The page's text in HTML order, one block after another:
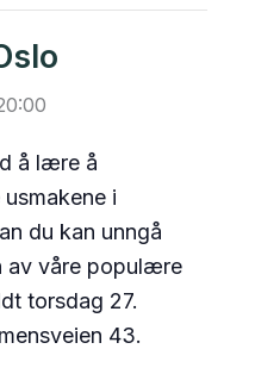
å lære å
i
du kan unngå
av våre populære
torsdag 27.
43.